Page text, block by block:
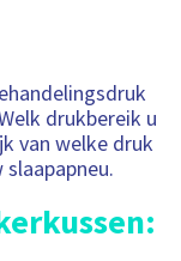
drukbereik u
van welke druk